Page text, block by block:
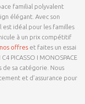
familial polyvalent
élégant. Avec son
idéal pour les familles
à un prix compétitif
offres et faites un essai
PICASSO I MONOSPACE
de sa catégorie. Nous
et d’assurance pour